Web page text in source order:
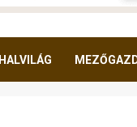
HALVILÁG